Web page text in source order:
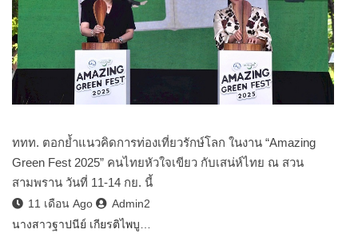
ททท. ตอกย้ำแนวคิดการท่องเที่ยวรักษ์โลก ในงาน “Amazing
Green Fest 2025” คนไทยหัวใจเขียว กับเสน่ห์ไทย ณ สวน
สามพราน วันที่ 11-14 กย. นี้
11 เดือน Ago
Admin2
นางสาวฐาปนีย์ เกียรติไพบู…